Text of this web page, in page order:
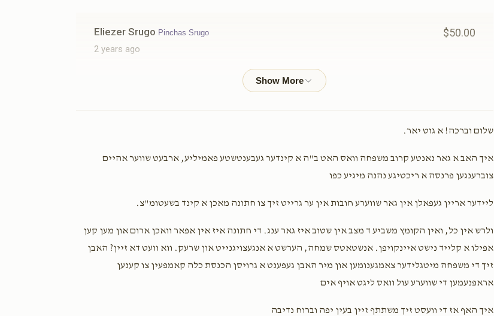
$7,200.00
סעודת החתונה
$8,000.00
Eliezer Srugo Pinchas Srugo
2 years ago
$50.00
2 years ago
פאר פינקי אלעס
2 years ago
שלום וברכה! א גוט יאר.
איך האב א גאר נאנטע קרוב משפחה וואס האט ב"ה א קינדער געבענטשטע פאמיליע, ארבעט שווער אהיים
צוברענגען פרנסה א ריכטיגע נהנה מיגיע כפו
ליידער אריין געפאלן אין גאר שווערע חובות אין ער גרייט זיך צו חתונה מאכן א קינד בשעטומ"צ.
ולרש אין כל, ואין הקומץ משביע ד מצב אין שטוב איז גאר ענג. די חתונה איז אין אפאר וואכן ארום און מען קען
אפילו א קלייד נישט איינקויפן. אנשטאטס שמחה, הערשט א אנגעצויגנייט און שרעק. ווא וועט דא זיין? האבן
זיך די משפחה מיטגלידער צאמגענומען און מיר האבן געפענט א גרויסן הכנסת כלה קאמפעין צו קענען
אראפנעמען די שווערע עול וואס ליגט אויף אים
איך האף אז די וועסט זיך משתתף זיין בעין יפה וברוח נדיבה